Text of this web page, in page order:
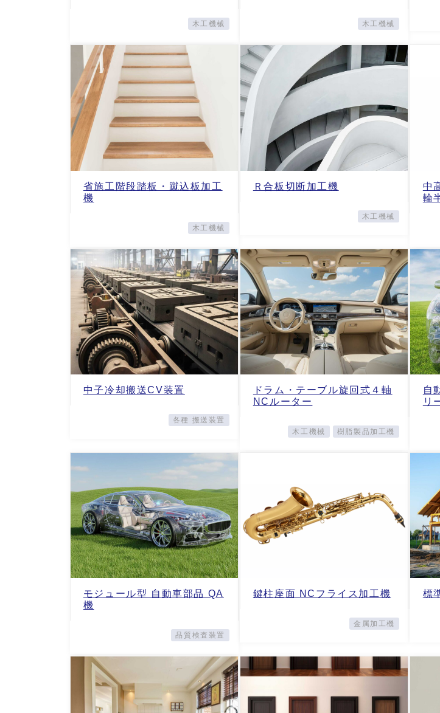
木工機械 木工機械
省施工階段踏板・蹴込板加工
機
木工機械
Ｒ合板切断加工機
木工機械
中
輪
中子冷却搬送CV装置
各種 搬送装置
ドラム・テーブル旋回式４軸
NCルーター
木工機械 樹脂製品加工機
自
リ
モジュール型 自動車部品 QA
機
品質検査装置
鍵柱座面 NCフライス加工機
金属加工機
標